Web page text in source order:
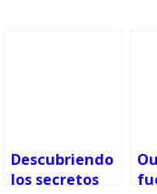
Descubriendo
los secretos